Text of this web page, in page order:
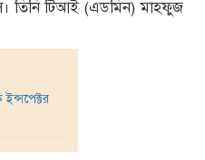
তিনি টিআই (এডমিন) মাহফুজ